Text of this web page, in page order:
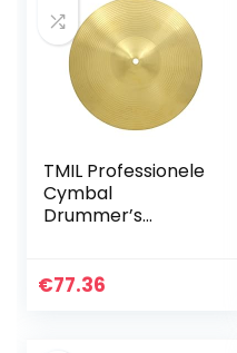
TMIL Professionele
Cymbal
Drummer’s
handgemaakte
€77.36